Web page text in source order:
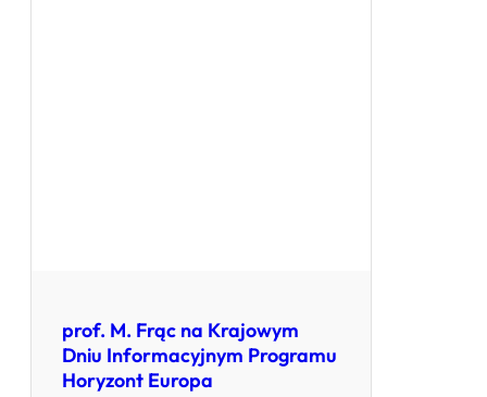
prof. M. Frąc na Krajowym
Dniu Informacyjnym Programu
Horyzont Europa